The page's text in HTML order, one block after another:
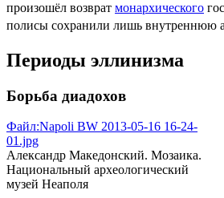
произошёл возврат монархического
полисы сохранили лишь внутреннюю
Периоды эллинизма
Борьба диадохов
Файл:Napoli BW 2013-05-16 16-24-
01.jpg
Александр Македонский. Мозаика.
Национальный археологический
музей Неаполя